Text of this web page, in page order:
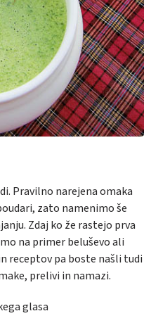
Pravilno narejena omaka
zato namenimo še
Zdaj ko že rastejo prva
na primer beluševo ali
receptov pa boste našli tudi
prelivi in namazi.
glasa